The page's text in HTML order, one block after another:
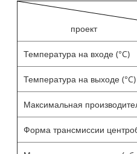
проект
Температура на входе (°C)
Температура на выходе (°C)
Максимальная
Форма трансмиссии